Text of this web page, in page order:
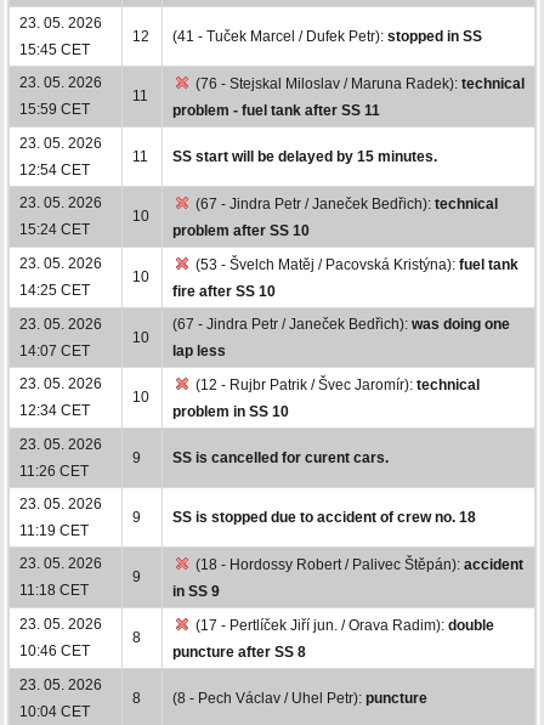
23. 05. 2026
15:45 CET
12 (41 - Tuček Marcel / Dufek Petr): stopped in SS
23. 05. 2026
15:59 CET
11
(76 - Stejskal Miloslav / Maruna Radek): technical
problem - fuel tank after SS 11
23. 05. 2026
12:54 CET
11 SS start will be delayed by 15 minutes.
23. 05. 2026
15:24 CET
10
(67 - Jindra Petr / Janeček Bedřich): technical
problem after SS 10
23. 05. 2026
14:25 CET
10
(53 - Švelch Matěj / Pacovská Kristýna): fuel tank
fire after SS 10
23. 05. 2026
14:07 CET
10
(67 - Jindra Petr / Janeček Bedřich): was doing one
lap less
23. 05. 2026
12:34 CET
10
(12 - Rujbr Patrik / Švec Jaromír): technical
problem in SS 10
23. 05. 2026
11:26 CET
9 SS is cancelled for curent cars.
23. 05. 2026
11:19 CET
9 SS is stopped due to accident of crew no. 18
23. 05. 2026
11:18 CET
9
(18 - Hordossy Robert / Palivec Štěpán): accident
in SS 9
23. 05. 2026
10:46 CET
8
(17 - Pertlíček Jiří jun. / Orava Radim): double
puncture after SS 8
23. 05. 2026
10:04 CET
8 (8 - Pech Václav / Uhel Petr): puncture